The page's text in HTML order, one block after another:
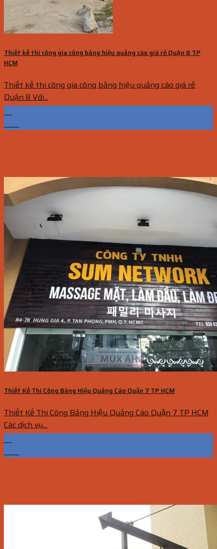
Thiết kế thi công gia công bảng hiệu quảng cáo giá rẻ Quận 8 TP
HCM
Thiết kế thi công gia công bảng hiệu quảng cáo giá rẻ
Quận 8 Với...
15
Th11
Thiết Kế Thi Công Bảng Hiệu Quảng Cáo Quận 7 TP HCM
Thiết Kế Thi Công Bảng Hiệu Quảng Cáo Quận 7 TP HCM
Các dịch vụ...